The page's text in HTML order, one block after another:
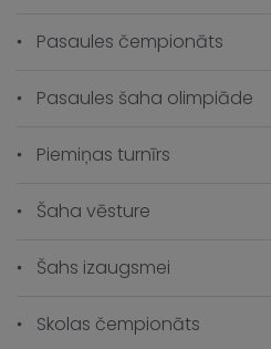
Pasaules čempionāts
Pasaules šaha olimpiāde
Piemiņas turnīrs
Šaha vēsture
Šahs izaugsmei
Skolas čempionāts